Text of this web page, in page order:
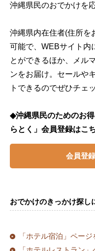
沖縄県民のおでかけを
沖縄県内在住者(住所を
可能で、WEBサイト内
とができるほか、メル
ンをお届け。セールや
トできるのでぜひチェ
◆沖縄県民のためのお
らとく」会員登録はこ
会員登
おでかけのきっかけ探
「ホテル宿泊」ページ